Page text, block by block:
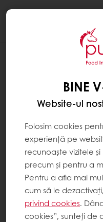
BINE
Website-ul
Folosim cookies
experiență pe
recunoaște vizitele
precum și pentru a
Pentru a afla mai
cum să le dezactivați,
privind cookies.
cookies”, sunteți de